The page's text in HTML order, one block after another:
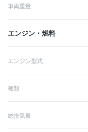
車両重量
エンジン・燃料
エンジン型式
種類
総排気量